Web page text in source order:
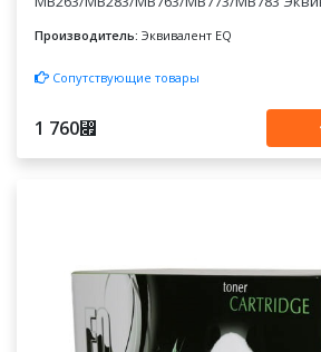
Производитель: Эквивалент EQ
Сопутствующие товары
1 760⃏